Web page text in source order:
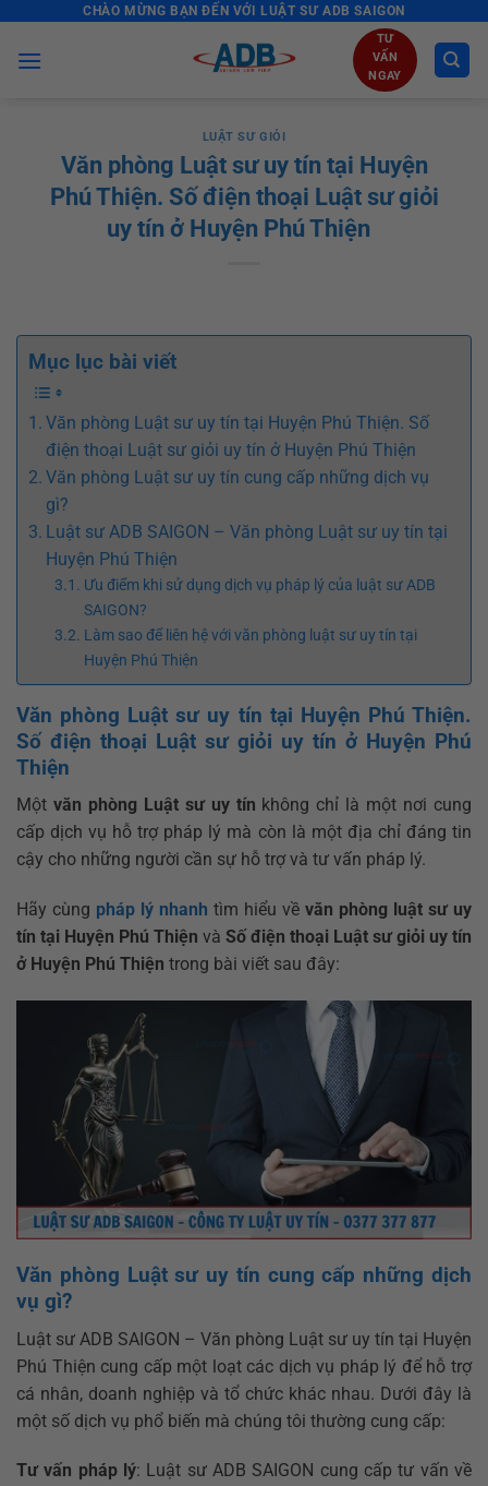
content
CHÀO MỪNG BẠN ĐẾN VỚI LUẬT SƯ ADB SAIGON
TƯ
VẤN
NGAY
LUẬT SƯ GIỎI
Văn phòng Luật sư uy tín tại Huyện
Phú Thiện. Số điện thoại Luật sư giỏi
uy tín ở Huyện Phú Thiện
Mục lục bài viết
Văn phòng Luật sư uy tín tại Huyện Phú Thiện. Số
điện thoại Luật sư giỏi uy tín ở Huyện Phú Thiện
Văn phòng Luật sư uy tín cung cấp những dịch vụ
gì?
Luật sư ADB SAIGON – Văn phòng Luật sư uy tín tại
Huyện Phú Thiện
Ưu điểm khi sử dụng dịch vụ pháp lý của luật sư ADB
SAIGON?
Làm sao để liên hệ với văn phòng luật sư uy tín tại
Huyện Phú Thiện
Văn phòng Luật sư uy tín tại Huyện Phú Thiện.
Số điện thoại Luật sư giỏi uy tín ở Huyện Phú
Thiện
Một văn phòng Luật sư uy tín không chỉ là một nơi cung
cấp dịch vụ hỗ trợ pháp lý mà còn là một địa chỉ đáng tin
cậy cho những người cần sự hỗ trợ và tư vấn pháp lý.
Hãy cùng pháp lý nhanh tìm hiểu về văn phòng luật sư uy
tín tại Huyện Phú Thiện và Số điện thoại Luật sư giỏi uy tín
ở Huyện Phú Thiện trong bài viết sau đây:
Văn phòng Luật sư uy tín cung cấp những dịch
vụ gì?
Luật sư ADB SAIGON – Văn phòng Luật sư uy tín tại Huyện
Phú Thiện cung cấp một loạt các dịch vụ pháp lý để hỗ trợ
cá nhân, doanh nghiệp và tổ chức khác nhau. Dưới đây là
một số dịch vụ phổ biến mà chúng tôi thường cung cấp:
Tư vấn pháp lý: Luật sư ADB SAIGON cung cấp tư vấn về